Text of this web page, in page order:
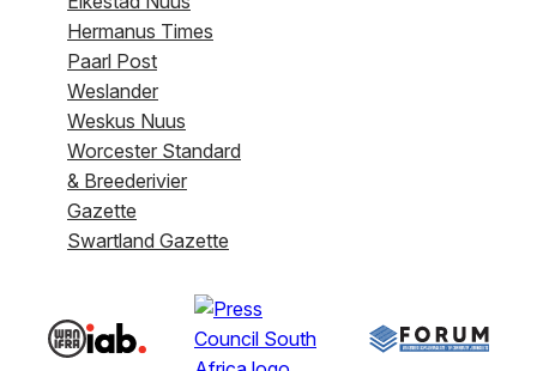
Hermanus Times
Paarl Post
Weslander
Weskus Nuus
Worcester Standard
& Breederivier
Gazette
Swartland Gazette